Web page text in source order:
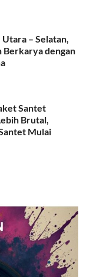
– Selatan,
Berkarya dengan
Santet
Brutal,
Mulai